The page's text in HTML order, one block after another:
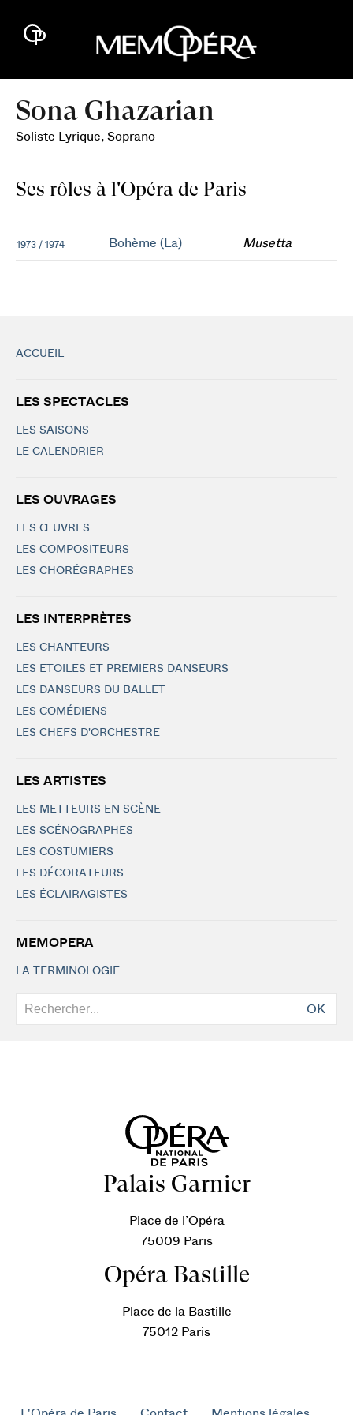
Sona Ghazarian
Soliste Lyrique, Soprano
Ses rôles à l'Opéra de Paris
1973 / 1974 Bohème (La) Musetta
ACCUEIL
LES SPECTACLES
LES SAISONS
LE CALENDRIER
LES OUVRAGES
LES ŒUVRES
LES COMPOSITEURS
LES CHORÉGRAPHES
LES INTERPRÈTES
LES CHANTEURS
LES ETOILES ET PREMIERS DANSEURS
LES DANSEURS DU BALLET
LES COMÉDIENS
LES CHEFS D'ORCHESTRE
LES ARTISTES
LES METTEURS EN SCÈNE
LES SCÉNOGRAPHES
LES COSTUMIERS
LES DÉCORATEURS
LES ÉCLAIRAGISTES
MEMOPERA
LA TERMINOLOGIE
OK
Palais Garnier
Place de l’Opéra
75009 Paris
Opéra Bastille
Place de la Bastille
75012 Paris